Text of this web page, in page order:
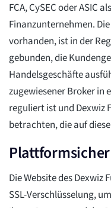
FCA, CySEC oder ASIC
Finanzunternehmen.
vorhanden, ist in der
gebunden, die
Handelsgeschäfte
zugewiesener Broker in
reguliert ist und Dexwiz
betrachten, die auf
Die Website des
SSL-Verschlüsselung,